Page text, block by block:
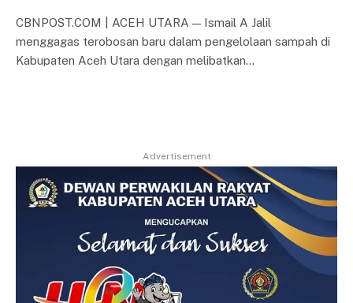
CBNPOST.COM | ACEH UTARA — Ismail A Jalil
menggagas terobosan baru dalam pengelolaan sampah di
Kabupaten Aceh Utara dengan melibatkan…
Advertisement